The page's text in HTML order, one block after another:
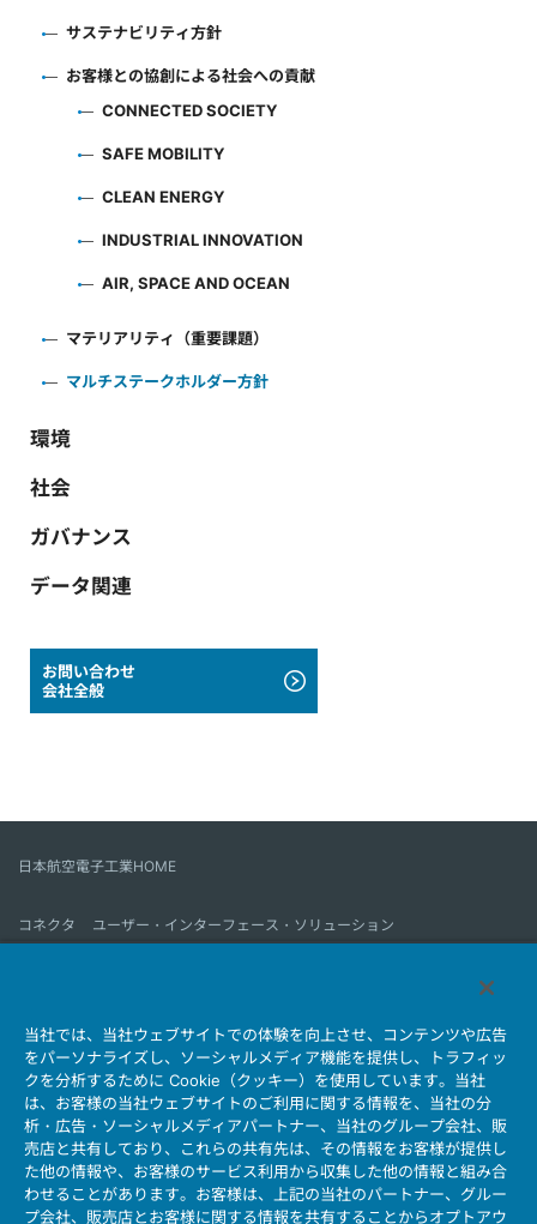
サステナビリティ方針
お客様との協創による社会への貢献
CONNECTED SOCIETY
SAFE MOBILITY
CLEAN ENERGY
INDUSTRIAL INNOVATION
AIR, SPACE AND OCEAN
マテリアリティ（重要課題）
マルチステークホルダー方針
環境
社会
ガバナンス
データ関連
お問い合わせ
会社全般
日本航空電子工業HOME
コネクタ
ユーザー・インターフェース・ソリューション
会社情報 サステナビリティ IR情報 採用情報
会社情報新着一覧
製品情報新着一覧
サイトマップ お問い合わせ
個人情報保護ポリシー
JAE Cookie Policy
ウェブアクセシビリティ方針
マイナンバー情報保護ポリシー
当社ウェブサイトのご利用について
当社では、当社ウェブサイトでの体験を向上させ、コンテンツや広告
をパーソナライズし、ソーシャルメディア機能を提供し、トラフィッ
クを分析するために Cookie（クッキー）を使用しています。当社
は、お客様の当社ウェブサイトのご利用に関する情報を、当社の分
析・広告・ソーシャルメディアパートナー、当社のグループ会社、販
売店と共有しており、これらの共有先は、その情報をお客様が提供し
た他の情報や、お客様のサービス利用から収集した他の情報と組み合
わせることがあります。お客様は、上記の当社のパートナー、グルー
プ会社、販売店とお客様に関する情報を共有することからオプトアウ